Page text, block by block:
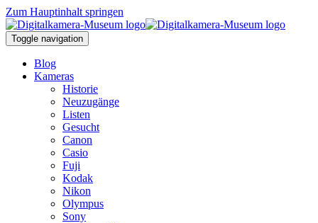
Zum Hauptinhalt springen
Toggle navigation
Blog
Kameras
Historie
Neuzugänge
Listen
Gesucht
Canon
Casio
Fuji
Kodak
Nikon
Olympus
Sony